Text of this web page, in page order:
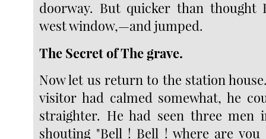
doorway. But quicker than thought
west window,—and jumped.
The Secret of The grave.
Now let us return to the station
visitor had calmed somewhat, he
straighter. He had seen three men
shouting "Bell ! Bell ! where are